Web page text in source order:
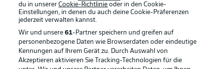
du in unsererCookie-Richtlinie oder in den Cookie-
Einstellungen, in denen du auch deine Cookie-Präferenzen
jederzeit verwalten kannst.
Wir und unsere61-Partner speichern und greifen auf
personenbezogene Daten wie Browserdaten oder eindeutige
Kennungen auf Ihrem Gerät zu. Durch Auswahl von
Akzeptieren aktivieren Sie Tracking-Technologien für die